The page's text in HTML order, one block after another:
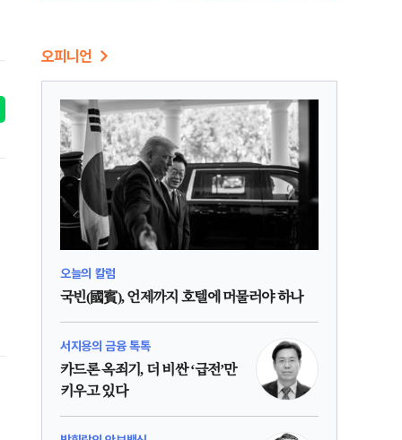
오피니언
오늘의 칼럼
국빈(國賓), 언제까지 호텔에 머물러야 하나
서지용의 금융 톡톡
카드론 옥죄기, 더 비싼 ‘급전’만
키우고 있다